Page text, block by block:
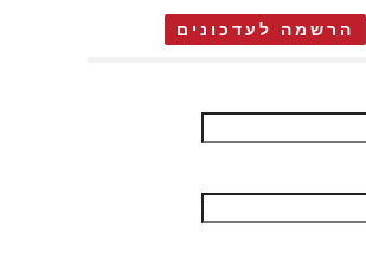
הרשמה לעדכונים